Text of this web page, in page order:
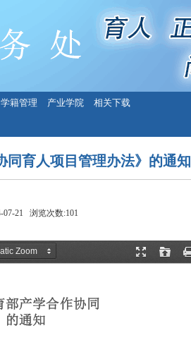
学籍管理 产业学院 相关下载
同育人项目管理办法》的通知
07-21 浏览次数:101